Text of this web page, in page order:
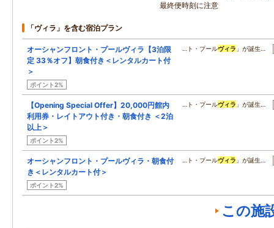
最終便時刻に注意
「ヴィラ」を含む宿泊プラン
オーシャンフロント・プールヴィラ【3泊限
定 33％オフ】朝食付き＜レンタルカート付
＞
ポイント2%
…ト・プールヴィラ 」が誕生…
【Opening Special Offer】20,000円館内
利用券・レイトアウト付き・朝食付き ＜2泊
以上＞
ポイント2%
…ト・プールヴィラ 」が誕生…
オーシャンフロント・プールヴィラ・朝食付
き＜レンタルカート付＞
ポイント2%
…ト・プールヴィラ 」が誕生…
この施